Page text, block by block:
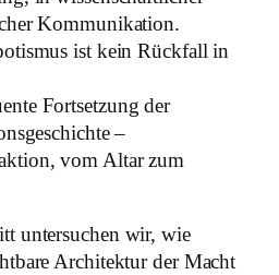
Kommunikation.
ist kein Rückfall in
Fortsetzung der
–
vom Altar zum
untersuchen wir, wie
Architektur der Macht